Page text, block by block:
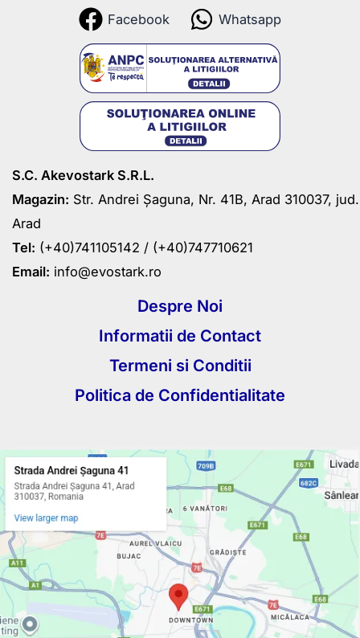
Facebook Whatsapp
S.C. Akevostark S.R.L.
Magazin: Str. Andrei Șaguna, Nr. 41B, Arad 310037, jud.
Arad
Tel: (+40)741105142 / (+40)747710621
Email: info@evostark.ro
Despre Noi
Informatii de Contact
Termeni si Conditii
Politica de Confidentialitate